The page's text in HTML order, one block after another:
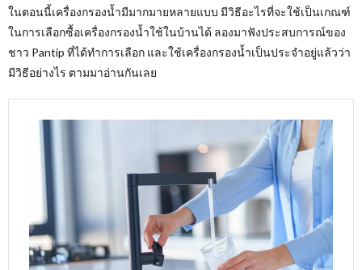
ในตอนนี้เครื่องกรองน้ำมีมากมายหลายแบบ มีวิธีอะไรที่จะใช้เป็นเกณฑ์
ในการเลือกซื้อเครื่องกรองน้ำใช้ในบ้านได้ ลองมาฟังประสบการณ์ของ
ชาว Pantip ที่ได้ทำการเลือก และใช้เครื่องกรองน้ำเป็นประจำอยู่แล้วว่า
มีวิธีอย่างไร ตามมาอ่านกันเลย